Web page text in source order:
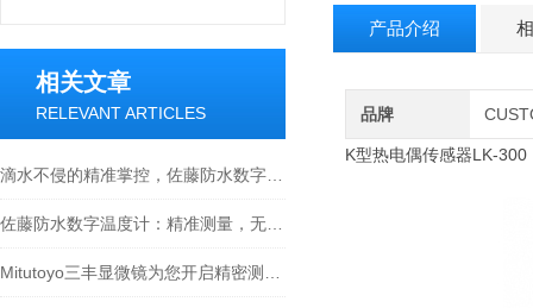
相关文章
RELEVANT ARTICLES
产品介绍
品牌
K型热电偶传感器LK-300